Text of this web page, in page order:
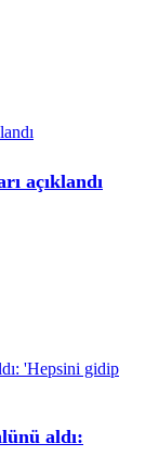
açıklandı
aldı: